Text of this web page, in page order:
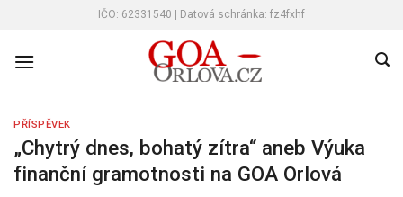
content
IČO: 62331540 | Datová schránka: fz4fxhf
PŘÍSPĚVEK
„Chytrý dnes, bohatý zítra“ aneb Výuka
finanční gramotnosti na GOA Orlová